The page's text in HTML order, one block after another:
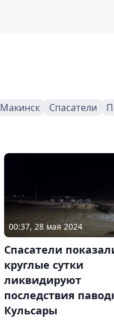
Макинск Спасатели
00:37, 28 мая 2024
Спасатели
круглые сутки
ликвидируют
последствия
Кульсары